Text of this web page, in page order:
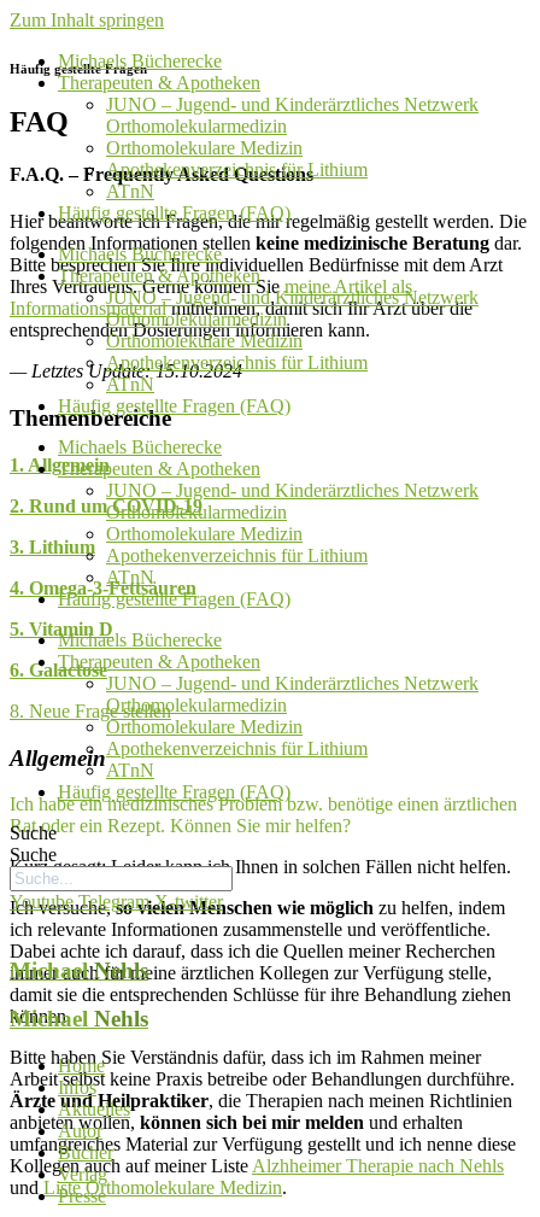
Zum Inhalt springen
Michaels Bücherecke
Therapeuten & Apotheken
JUNO – Jugend- und Kinderärztliches Netzwerk
Orthomolekularmedizin
Orthomolekulare Medizin
Apothekenverzeichnis für Lithium
ATnN
Häufig gestellte Fragen (FAQ)
Michaels Bücherecke
Therapeuten & Apotheken
JUNO – Jugend- und Kinderärztliches Netzwerk
Orthomolekularmedizin
Orthomolekulare Medizin
Apothekenverzeichnis für Lithium
ATnN
Häufig gestellte Fragen (FAQ)
Michaels Bücherecke
Therapeuten & Apotheken
JUNO – Jugend- und Kinderärztliches Netzwerk
Orthomolekularmedizin
Orthomolekulare Medizin
Apothekenverzeichnis für Lithium
ATnN
Häufig gestellte Fragen (FAQ)
Michaels Bücherecke
Therapeuten & Apotheken
JUNO – Jugend- und Kinderärztliches Netzwerk
Orthomolekularmedizin
Orthomolekulare Medizin
Apothekenverzeichnis für Lithium
ATnN
Häufig gestellte Fragen (FAQ)
Suche
Suche
Youtube Telegram X-twitter
MichaelNehls
Michael Nehls
Home
Infos
Aktuelles
Autor
Bücher
Verlag
Presse
Häufig gestellte Fragen
FAQ
F.A.Q. – Frequently Asked Questions
Hier beantworte ich Fragen, die mir regelmäßig gestellt werden. Die
folgenden Informationen stellen keine medizinische Beratung dar.
Bitte besprechen Sie Ihre individuellen Bedürfnisse mit dem Arzt
Ihres Vertrauens. Gerne können Siemeine Artikel als
Informationsmaterialmitnehmen, damit sich Ihr Arzt über die
entsprechenden Dosierungen informieren kann.
— Letztes Update: 15.10.2024
Themenbereiche
1. Allgemein
2. Rund um COVID-19
3. Lithium
4. Omega-3-Fettsäuren
5. Vitamin D
6. Galactose
8. Neue Frage stellen
Allgemein
Ich habe ein medizinisches Problem bzw. benötige einen ärztlichen
Rat oder ein Rezept. Können Sie mir helfen?
Kurz gesagt: Leider kann ich Ihnen in solchen Fällen nicht helfen.
Ich versuche,so vielen Menschen wie möglich zu helfen, indem
ich relevante Informationen zusammenstelle und veröffentliche.
Dabei achte ich darauf, dass ich die Quellen meiner Recherchen
immer auch für meine ärztlichen Kollegen zur Verfügung stelle,
damit sie die entsprechenden Schlüsse für ihre Behandlung ziehen
können.
Bitte haben Sie Verständnis dafür, dass ich im Rahmen meiner
Arbeit selbst keine Praxis betreibe oder Behandlungen durchführe.
Ärzte und Heilpraktiker, die Therapien nach meinen Richtlinien
anbieten wollen, können sich bei mir melden und erhalten
umfangreiches Material zur Verfügung gestellt und ich nenne diese
Kollegen auch auf meiner Liste Alzhheimer Therapie nach Nehls
und Liste Orthomolekulare Medizin.